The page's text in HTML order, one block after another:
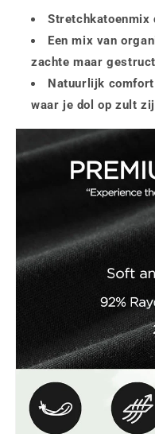
Stretchkatoenmix
Een mix van
zachte maar
Natuurlijk
waar je dol op zult